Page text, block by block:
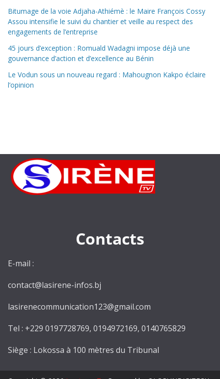
Bitumage de la voie Adjaha-Athiémè : le Maire François Cossy
Assou intensifie le suivi du chantier et veille au respect des
engagements de l’entreprise
45 jours d’exception : Romuald Wadagni impose déjà une
gouvernance d’action et d’excellence au Bénin
Le Vodun sous un nouveau regard : Mahougnon Kakpo éclaire
l’opinion
Contacts
E-mail :
contact@lasirene-infos.bj
lasirenecommunication123@gmail.com
Tel : +229 0197728769, 0194972169, 0140765829
Siège : Lokossa à 100 mètres du Tribunal